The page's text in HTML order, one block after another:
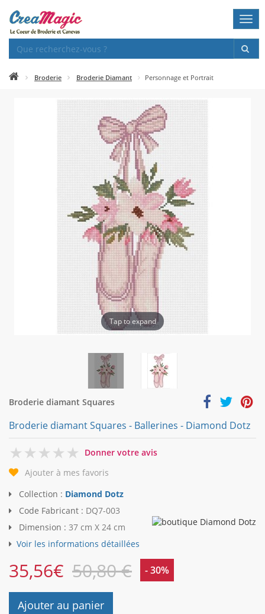
Broderie Broderie Diamant Personnage et Portrait
Tap to expand
Broderie diamant Squares
Broderie diamant Squares - Ballerines - Diamond Dotz
0
Donner votre avis
Ajouter à mes favoris
Collection : Diamond Dotz
Code Fabricant : DQ7-003
Dimension : 37 cm X 24 cm
Voir les informations détaillées
35,56€ 50,80 € - 30%
Ajouter au panier